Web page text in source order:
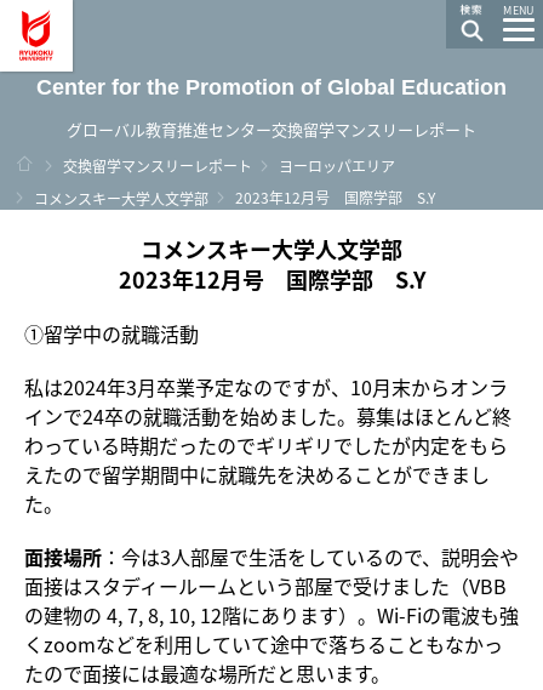
MENU
Center for the Promotion of Global Education
グローバル教育推進センター交換留学マンスリーレポート
ホーム
交換留学マンスリーレポート
ヨーロッパエリア
コメンスキー大学人文学部
2023年12月号 国際学部 S.Y
コメンスキー大学人文学部
2023年12月号 国際学部 S.Y
①留学中の就職活動
私は2024年3月卒業予定なのですが、10月末からオンラ
インで24卒の就職活動を始めました。募集はほとんど終
わっている時期だったのでギリギリでしたが内定をもら
えたので留学期間中に就職先を決めることができまし
た。
面接場所 ：今は3人部屋で生活をしているので、説明会や
面接はスタディールームという部屋で受けました（VBB
の建物の 4, 7, 8, 10, 12階にあります）。Wi-Fiの電波も強
くzoomなどを利用していて途中で落ちることもなかっ
たので面接には最適な場所だと思います。